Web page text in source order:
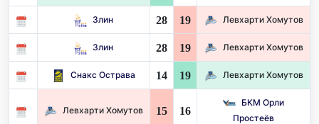
Злин 28 19 Левхарти Хомутов
Злин 28 19 Левхарти Хомутов
Снакс Острава 14 19 Левхарти Хомутов
Левхарти Хомутов 15 16
БКМ Орли
Простеёв